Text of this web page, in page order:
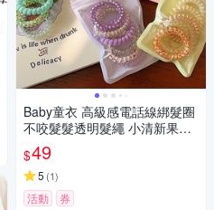
Baby童衣 高級感電話線綁髮圈
不咬髮髮透明髮繩 小清新果凍
色高彈力皮筋 11712
$49
5 (1)
活動 券